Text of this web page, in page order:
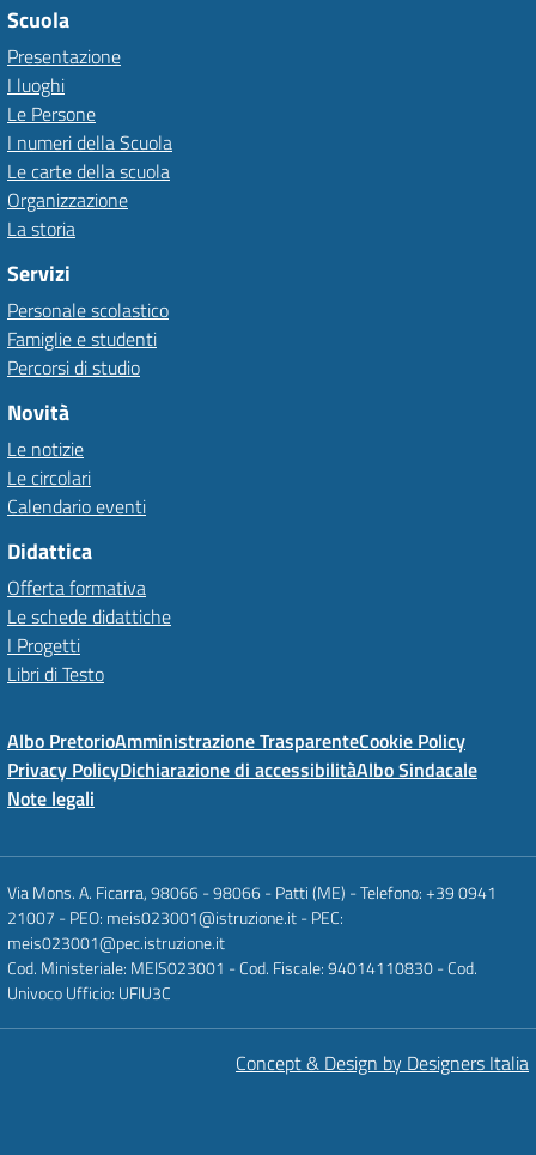
Scuola
Presentazione
I luoghi
Le Persone
I numeri della Scuola
Le carte della scuola
Organizzazione
La storia
Servizi
Personale scolastico
Famiglie e studenti
Percorsi di studio
Novità
Le notizie
Le circolari
Calendario eventi
Didattica
Offerta formativa
Le schede didattiche
I Progetti
Libri di Testo
Albo PretorioAmministrazione TrasparenteCookie Policy
Privacy PolicyDichiarazione di accessibilitàAlbo Sindacale
Note legali
Via Mons. A. Ficarra, 98066 - 98066 - Patti (ME) - Telefono: +39 0941
21007 - PEO: meis023001@istruzione.it - PEC:
meis023001@pec.istruzione.it
Cod. Ministeriale: MEIS023001 - Cod. Fiscale: 94014110830 - Cod.
Univoco Ufficio: UFIU3C
Concept & Design by Designers Italia